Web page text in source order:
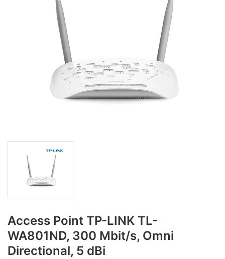
Access Point TP-LINK TL-
WA801ND, 300 Mbit/s, Omni
Directional, 5 dBi